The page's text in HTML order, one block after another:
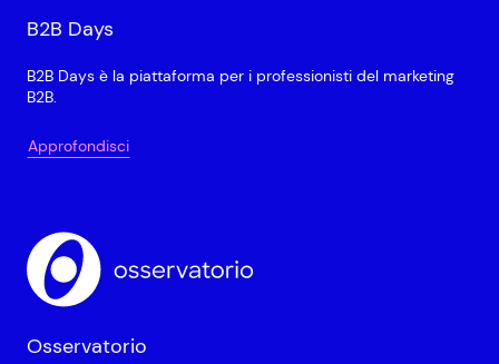
B2B Days
B2B Days è la piattaforma per i professionisti del marketing
B2B.
Approfondisci
Osservatorio